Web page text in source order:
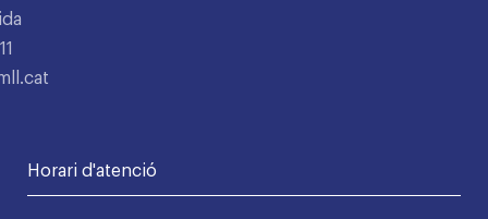
Horari d'atenció